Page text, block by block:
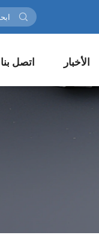
الأخبار اتصل بنا